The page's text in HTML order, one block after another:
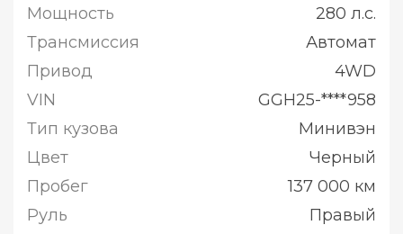
Мощность
280 л.с.
Трансмиссия
Автомат
Привод
4WD
VIN
GGH25-****958
Тип кузова
Минивэн
Цвет
Черный
Пробег
137 000 км
Руль
Правый